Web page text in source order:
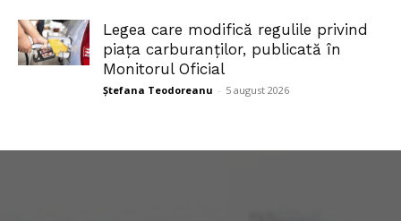
Legea care modifică regulile privind
piața carburanților, publicată în
Monitorul Oficial
Ștefana Teodoreanu - 5 august 2026